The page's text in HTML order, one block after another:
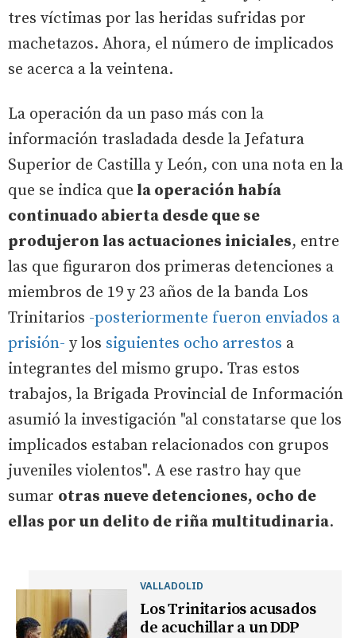
tres víctimas por las heridas sufridas por
machetazos. Ahora, el número de implicados
se acerca a la veintena.
La operación da un paso más con la
información trasladada desde la Jefatura
Superior de Castilla y León, con una nota en la
que se indica que la operación había
continuado abierta desde que se
produjeron las actuaciones iniciales, entre
las que figuraron dos primeras detenciones a
miembros de 19 y 23 años de la banda Los
Trinitarios -posteriormente fueron enviados a
prisión- y los siguientes ocho arrestos a
integrantes del mismo grupo. Tras estos
trabajos, la Brigada Provincial de Información
asumió la investigación "al constatarse que los
implicados estaban relacionados con grupos
juveniles violentos". A ese rastro hay que
sumar otras nueve detenciones, ocho de
ellas por un delito de riña multitudinaria.
VALLADOLID
Los Trinitarios acusados
de acuchillar a un DDP